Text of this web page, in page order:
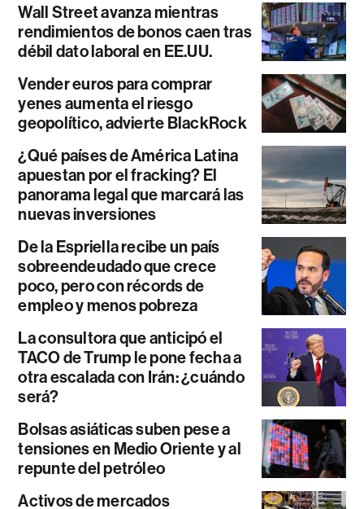
Wall Street avanza mientras
rendimientos de bonos caen tras
débil dato laboral en EE.UU.
Vender euros para comprar
yenes aumenta el riesgo
geopolítico, advierte BlackRock
¿Qué países de América Latina
apuestan por el fracking? El
panorama legal que marcará las
nuevas inversiones
De la Espriella recibe un país
sobreendeudado que crece
poco, pero con récords de
empleo y menos pobreza
La consultora que anticipó el
TACO de Trump le pone fecha a
otra escalada con Irán: ¿cuándo
será?
Bolsas asiáticas suben pese a
tensiones en Medio Oriente y al
repunte del petróleo
Activos de mercados